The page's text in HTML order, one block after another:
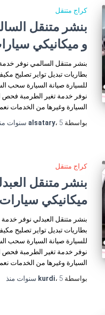
كراج متنقل
و ميكانيكي
بنشر متنقل السالمي نوفر
بطاريات تبديل تواير تصليح
للسيارة صيانة السيارة سحب
نوفر خدمة تغير الطرمبة فحص
السيارة وغيرها من الخدمات
بواسطة
alsatary، 5 سنوات
كراج متنقل
ميكانيكي
بنشر متنقل العبدلي نوفر
بطاريات تبديل تواير تصليح
للسيارة صيانة السيارة سحب
نوفر خدمة تغير الطرمبة فحص
السيارة وغيرها من الخدمات
بواسطة
kurdi، 5 سنوات منذ